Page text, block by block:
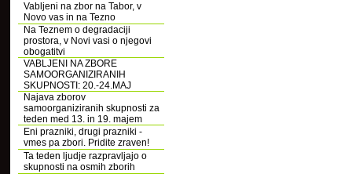
Vabljeni na zbor na Tabor, v
Novo vas in na Tezno
Na Teznem o degradaciji
prostora, v Novi vasi o njegovi
obogatitvi
VABLJENI NA ZBORE
SAMOORGANIZIRANIH
SKUPNOSTI: 20.-24.MAJ
Najava zborov
samoorganiziranih skupnosti za
teden med 13. in 19. majem
Eni prazniki, drugi prazniki -
vmes pa zbori. Pridite zraven!
Ta teden ljudje razpravljajo o
skupnosti na osmih zborih